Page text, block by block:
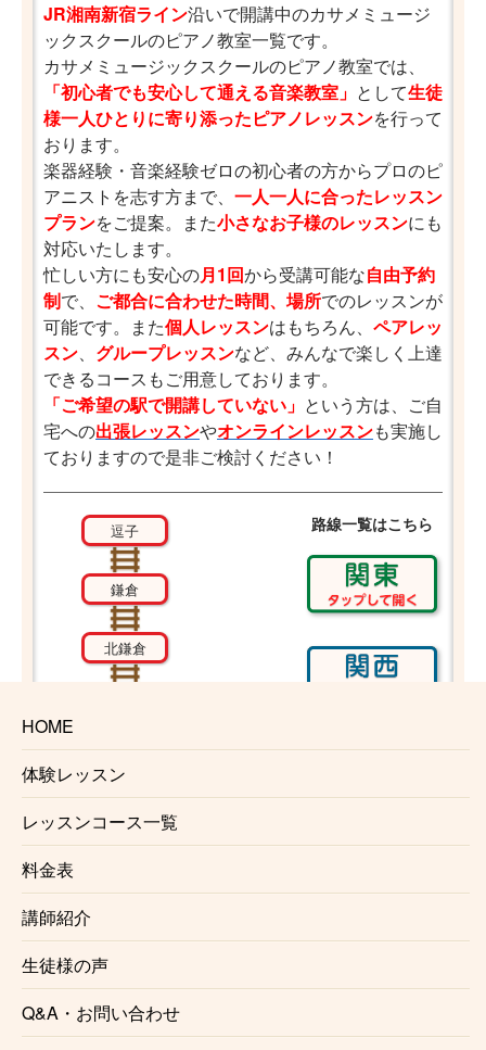
HOME
体験レッスン
レッスンコース一覧
料金表
講師紹介
生徒様の声
Q&A・お問い合わせ
JR湘南新宿ライン沿いで開講中のカサメミュージ
ックスクールのピアノ教室一覧です。
カサメミュージックスクールのピアノ教室では、
「初心者でも安心して通える音楽教室」 として生徒
様一人ひとりに寄り添ったピアノレッスンを行って
おります。
楽器経験・音楽経験ゼロの初心者の方からプロのピ
アニストを志す方まで、 一人一人に合ったレッスン
プランをご提案。また小さなお子様のレッスンにも
対応いたします。
忙しい方にも安心の月1回から受講可能な自由予約
制で、 ご都合に合わせた時間、場所でのレッスンが
可能です。また個人レッスンはもちろん、 ペアレッ
スン、 グループレッスンなど、みんなで楽しく上達
できるコースもご用意しております。
「ご希望の駅で開講していない」 という方は、ご自
宅への出張レッスンやオンラインレッスンも実施し
ておりますので是非ご検討ください！
逗子
鎌倉
北鎌倉
戸塚
東戸塚
横浜
路線一覧はこちら